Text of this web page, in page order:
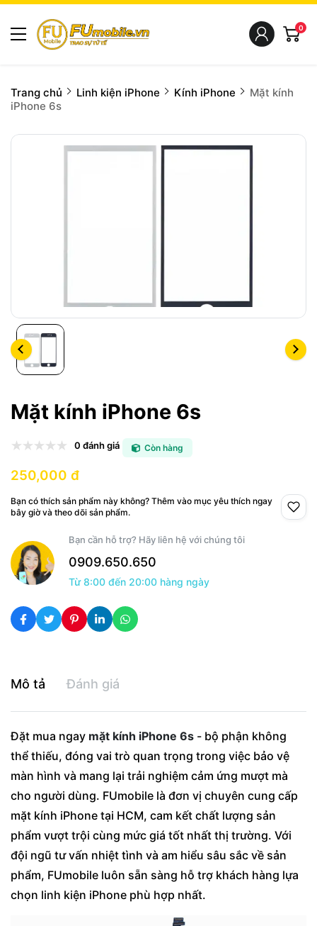
0
Trang chủ Linh kiện iPhone Kính iPhone
Mặt kính
iPhone 6s
Mặt kính iPhone 6s
0 đánh giá Còn hàng
250,000 đ
Bạn có thích sản phẩm này không? Thêm vào mục yêu thích ngay
bây giờ và theo dõi sản phẩm.
Bạn cần hỗ trợ? Hãy liên hệ với chúng tôi
0909.650.650
Từ 8:00 đến 20:00 hàng ngày
Mô tả Đánh giá
Đặt mua ngay mặt kính iPhone 6s - bộ phận không
thể thiếu, đóng vai trò quan trọng trong việc bảo vệ
màn hình và mang lại trải nghiệm cảm ứng mượt mà
cho người dùng. FUmobile là đơn vị chuyên cung cấp
mặt kính iPhone tại HCM, cam kết chất lượng sản
phẩm vượt trội cùng mức giá tốt nhất thị trường. Với
đội ngũ tư vấn nhiệt tình và am hiểu sâu sắc về sản
phẩm, FUmobile luôn sẵn sàng hỗ trợ khách hàng lựa
chọn linh kiện iPhone phù hợp nhất.